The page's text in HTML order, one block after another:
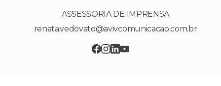
ASSESSORIA DE IMPRENSA
renata.vedovato@avivcomunicacao.com.br